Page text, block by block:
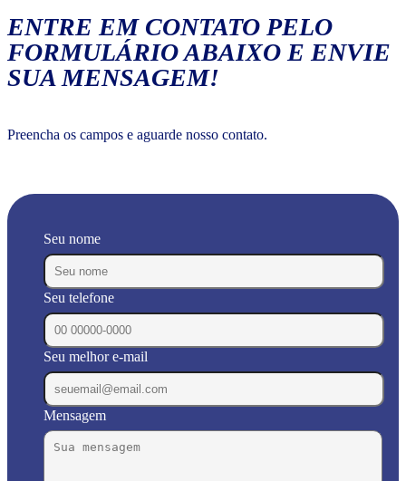
ENTRE EM CONTATO PELO
FORMULÁRIO ABAIXO E ENVIE
SUA MENSAGEM!
Preencha os campos e aguarde nosso contato.
Seu nome
Seu telefone
Seu melhor e-mail
Mensagem